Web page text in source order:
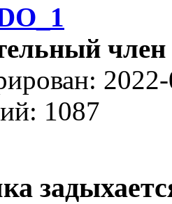
член
1087